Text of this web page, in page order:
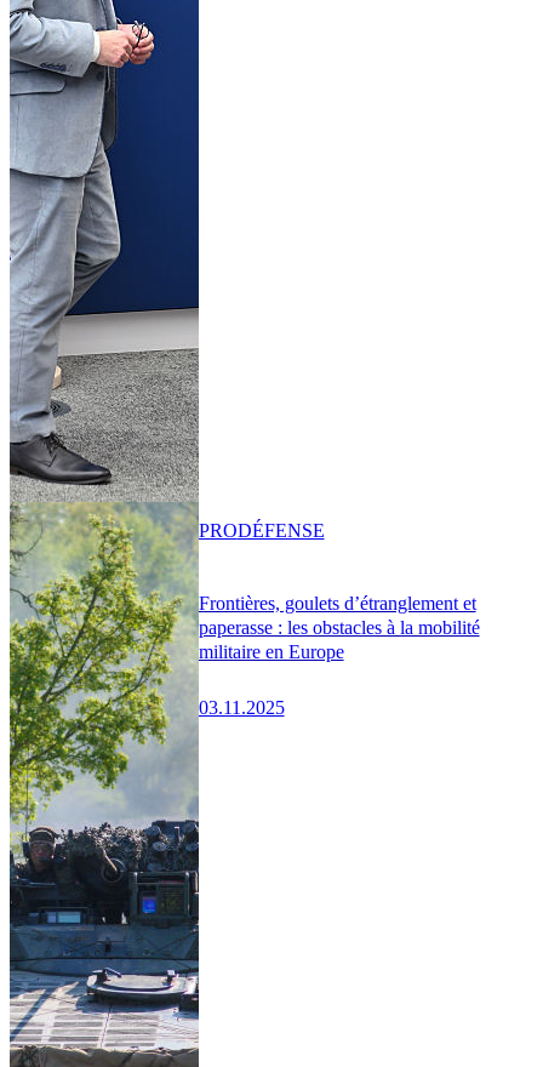
Frontières, goulets d’étranglement et
paperasse : les obstacles à la mobilité
militaire en Europe
03.11.2025
PRODÉFENSE